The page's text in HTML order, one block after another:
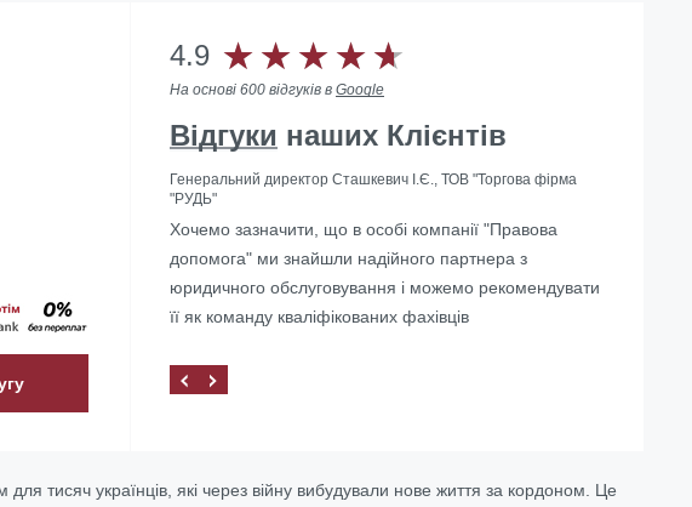
4.9
На основі 600 відгуків в Google
Відгуки наших Клієнтів
Генеральний директор Сташкевич І.Є., ТОВ "Торгова фірма
"РУДЬ"
Хочемо зазначити, що в особі компанії "Правова
допомога" ми знайшли надійного партнера з
юридичного обслуговування і можемо рекомендувати
її як команду кваліфікованих фахівців
Допомогли з ліквідацією іноземного представництва в
Україні
тисяч українців, які через війну вибудували нове життя за кордоном. Це